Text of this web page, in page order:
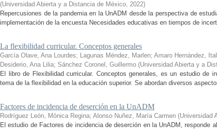
(Universidad Abierta y a Distancia de México, 2022)
Repercusiones de la pandemia en la UnADM desde la perspectiva de
implementación de la encuesta Necesidades educativas en tiempos de
La flexibilidad curricular. Conceptos generales
García Olave, Ana Lourdes; Lagunas Méndez, Marlen; Amaro Hernández,
Desiderio, Ana Lilia; Sánchez Coronel, Guillermo (Universidad Abierta y a
El libro de Flexibilidad curricular. Conceptos generales, es un estudio de
tema de la flexibilidad en la educación superior. Se abordan diversos
Factores de incidencia de deserción en la UnADM
Rodríguez León, Mónica Regina; Alonso Nuñez, María Carmen (Universidad
El estudio de Factores de incidencia de deserción en la UnADM, responde